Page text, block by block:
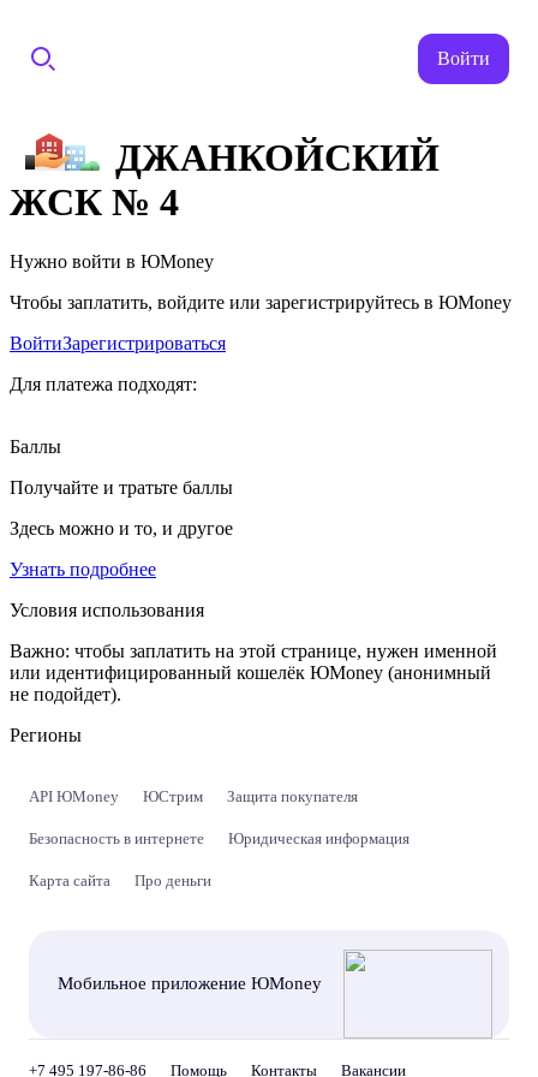
Войти
ДЖАНКОЙСКИЙ
ЖСК № 4
Нужно войти в ЮMoney
Чтобы заплатить, войдите или зарегистрируйтесь в ЮMoney
ВойтиЗарегистрироваться
Для платежа подходят:
Баллы
Получайте и тратьте баллы
Здесь можно и то, и другое
Узнать подробнее
Условия использования
Важно: чтобы заплатить на этой странице, нужен именной
или идентифицированный кошелёк ЮMoney (анонимный
не подойдет).
Регионы
API ЮMoney ЮСтрим Защита покупателя
Безопасность в интернете Юридическая информация
Карта сайта Про деньги
Мобильное приложение ЮMoney
+7 495 197-86-86 Помощь Контакты Вакансии